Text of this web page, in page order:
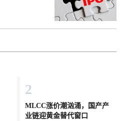
2
MLCC涨价潮汹涌，国产产
业链迎黄金替代窗口